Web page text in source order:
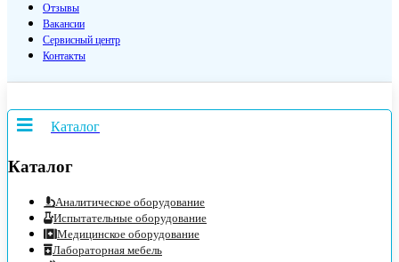
Отзывы
Вакансии
Сервисный центр
Контакты
Каталог
Каталог
Аналитическое оборудование
Испытательные оборудование
Медицинское оборудование
Лабораторная мебель